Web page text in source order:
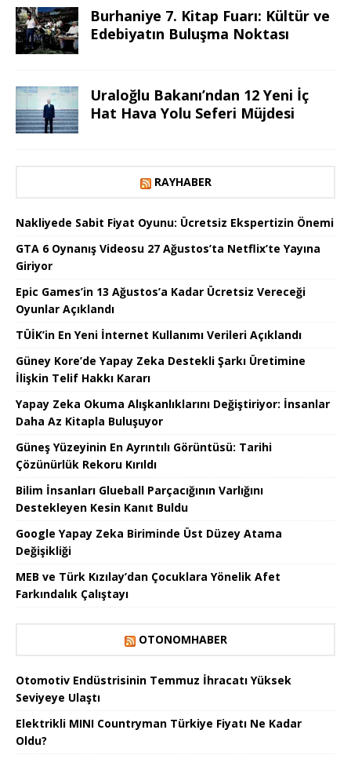
Burhaniye 7. Kitap Fuarı: Kültür ve
Edebiyatın Buluşma Noktası
Uraloğlu Bakanı’ndan 12 Yeni İç
Hat Hava Yolu Seferi Müjdesi
RAYHABER
Nakliyede Sabit Fiyat Oyunu: Ücretsiz Ekspertizin Önemi
GTA 6 Oynanış Videosu 27 Ağustos’ta Netflix’te Yayına
Giriyor
Epic Games’in 13 Ağustos’a Kadar Ücretsiz Vereceği
Oyunlar Açıklandı
TÜİK’in En Yeni İnternet Kullanımı Verileri Açıklandı
Güney Kore’de Yapay Zeka Destekli Şarkı Üretimine
İlişkin Telif Hakkı Kararı
Yapay Zeka Okuma Alışkanlıklarını Değiştiriyor: İnsanlar
Daha Az Kitapla Buluşuyor
Güneş Yüzeyinin En Ayrıntılı Görüntüsü: Tarihi
Çözünürlük Rekoru Kırıldı
Bilim İnsanları Glueball Parçacığının Varlığını
Destekleyen Kesin Kanıt Buldu
Google Yapay Zeka Biriminde Üst Düzey Atama
Değişikliği
MEB ve Türk Kızılay’dan Çocuklara Yönelik Afet
Farkındalık Çalıştayı
OTONOMHABER
Otomotiv Endüstrisinin Temmuz İhracatı Yüksek
Seviyeye Ulaştı
Elektrikli MINI Countryman Türkiye Fiyatı Ne Kadar
Oldu?